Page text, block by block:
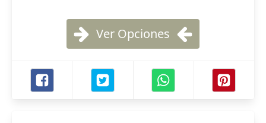
Ver Opciones